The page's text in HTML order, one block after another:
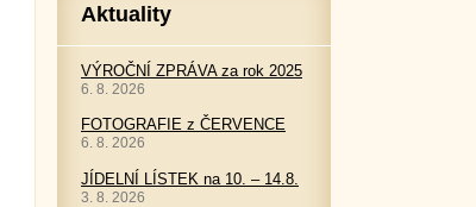
Aktuality
VÝROČNÍ ZPRÁVA za rok 2025
6. 8. 2026
FOTOGRAFIE z ČERVENCE
6. 8. 2026
JÍDELNÍ LÍSTEK na 10. – 14.8.
3. 8. 2026